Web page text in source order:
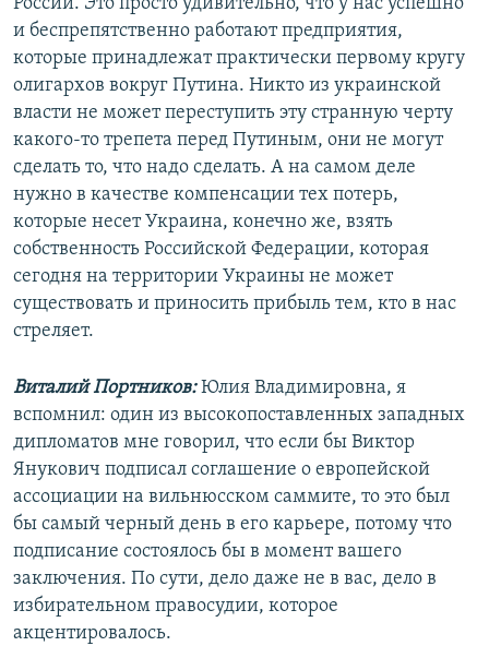
России. Это просто удивительно, что у нас успешно
и беспрепятственно работают предприятия,
которые принадлежат практически первому кругу
олигархов вокруг Путина. Никто из украинской
власти не может переступить эту странную черту
какого-то трепета перед Путиным, они не могут
сделать то, что надо сделать. А на самом деле
нужно в качестве компенсации тех потерь,
которые несет Украина, конечно же, взять
собственность Российской Федерации, которая
сегодня на территории Украины не может
существовать и приносить прибыль тем, кто в нас
стреляет.
Виталий Портников:Юлия Владимировна, я
вспомнил: один из высокопоставленных западных
дипломатов мне говорил, что если бы Виктор
Янукович подписал соглашение о европейской
ассоциации на вильнюсском саммите, то это был
бы самый черный день в его карьере, потому что
подписание состоялось бы в момент вашего
заключения. По сути, дело даже не в вас, дело в
избирательном правосудии, которое
акцентировалось.